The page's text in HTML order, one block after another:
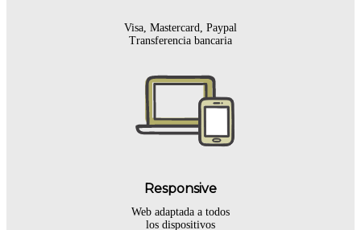
Visa, Mastercard, Paypal
Transferencia bancaria
Responsive
Web adaptada a todos
los dispositivos